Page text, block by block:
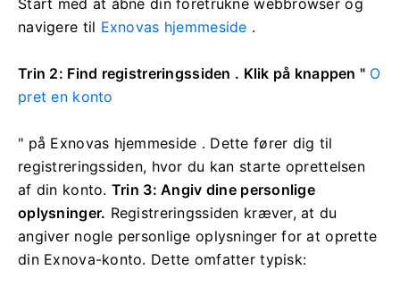
Start med at åbne din foretrukne webbrowser og
navigere til Exnovas hjemmeside .
Trin 2: Find registreringssiden . Klik på knappen " O
pret en konto
" på Exnovas hjemmeside . Dette fører dig til
registreringssiden, hvor du kan starte oprettelsen
af ​​din konto. Trin 3: Angiv dine personlige
oplysninger. Registreringssiden kræver, at du
angiver nogle personlige oplysninger for at oprette
din Exnova-konto. Dette omfatter typisk: